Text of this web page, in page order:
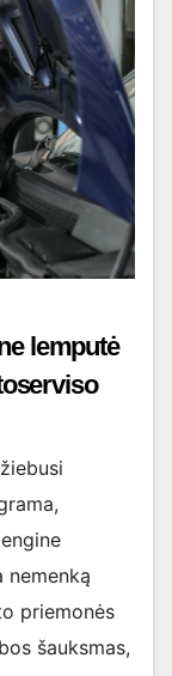
lemputė
nemenką
priemonės
šauksmas,